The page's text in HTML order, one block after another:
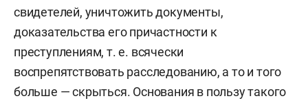
свидетелей, уничтожить документы,
доказательства его причастности к
преступлениям, т. е. всячески
воспрепятствовать расследованию, а то и того
больше — скрыться. Основания в пользу такого